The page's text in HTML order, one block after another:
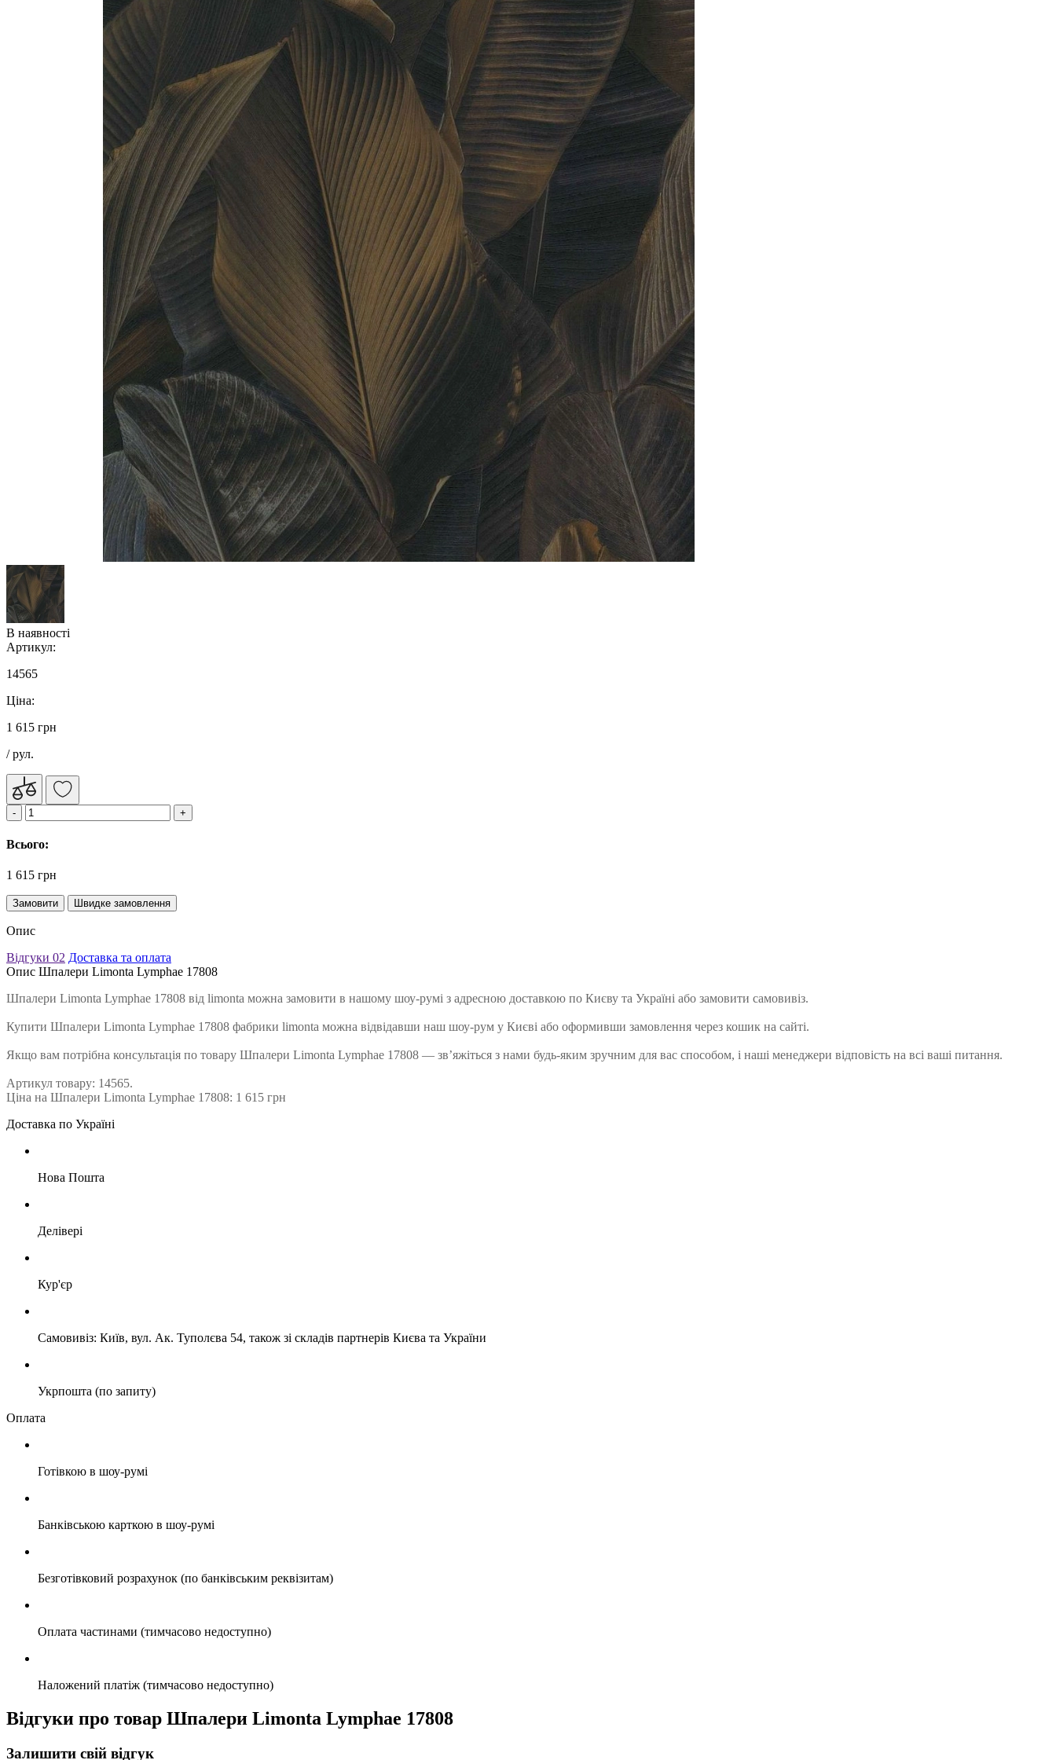
В наявності
Артикул:
14565
Ціна:
1 615 грн
/ рул.
Всього:
1 615 грн
Замовити Швидке замовлення
Опис
Відгуки 02 Доставка та оплата
Опис Шпалери Limonta Lymphae 17808
Шпалери Limonta Lymphae 17808 від limonta можна замовити в нашому шоу-румі з адресною доставкою по Києву та Україні або замовити самовивіз.
Купити Шпалери Limonta Lymphae 17808 фабрики limonta можна відвідавши наш шоу-рум у Києві або оформивши замовлення через кошик на сайті.
Якщо вам потрібна консультація по товару Шпалери Limonta Lymphae 17808 — зв’яжіться з нами будь-яким зручним для вас способом, і наші менеджери відповість на всі ваші питання.
Артикул товару: 14565.
Ціна на Шпалери Limonta Lymphae 17808: 1 615 грн
Доставка по Україні
Нова Пошта
Делівері
Кур'єр
Самовивіз: Київ, вул. Ак. Туполєва 54, також зі складів партнерів Києва та України
Укрпошта (по запиту)
Оплата
Готівкою в шоу-румі
Банківською карткою в шоу-румі
Безготівковий розрахунок (по банківським реквізитам)
Оплата частинами (тимчасово недоступно)
Наложений платіж (тимчасово недоступно)
Відгуки про товар Шпалери Limonta Lymphae 17808
Залишити свій відгук